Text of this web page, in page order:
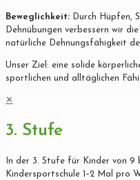
Beweglichkeit: Durch Hüpfen,
Dehnübungen verbessern wir
natürliche Dehnungsfähigkeit
Unser Ziel: eine solide
sportlichen und alltäglichen
✕
3. Stufe
In der 3. Stufe für Kinder von 9
Kindersportschule 1–2 Mal pro